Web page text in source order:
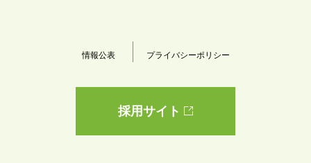
情報公表 プライバシーポリシー
採用サイト